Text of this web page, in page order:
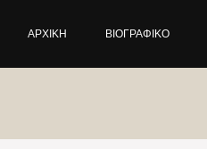
ΑΡΧΙΚΉ ΒΙΟΓΡΑΦΙΚΌ